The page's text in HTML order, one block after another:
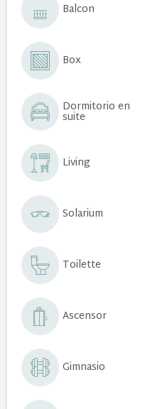
Balcon
Box
Dormitorio en
suite
Living
Solarium
Toilette
Ascensor
Gimnasio